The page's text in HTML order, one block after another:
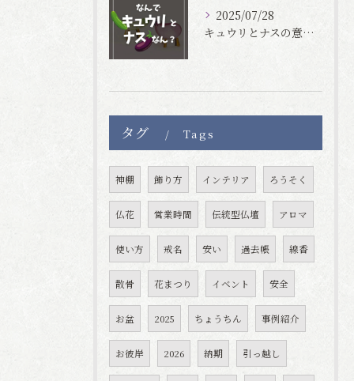
2025/07/28
キュウリとナスの意味は？🥒🍆
タグ Tags
神棚 飾り方 インテリア ろうそく
仏花 営業時間 伝統型仏壇 アロマ
使い方 戒名 安い 過去帳 線香
散骨 花まつり イベント 安全
お盆 2025 ちょうちん 事例紹介
お彼岸 2026 納期 引っ越し